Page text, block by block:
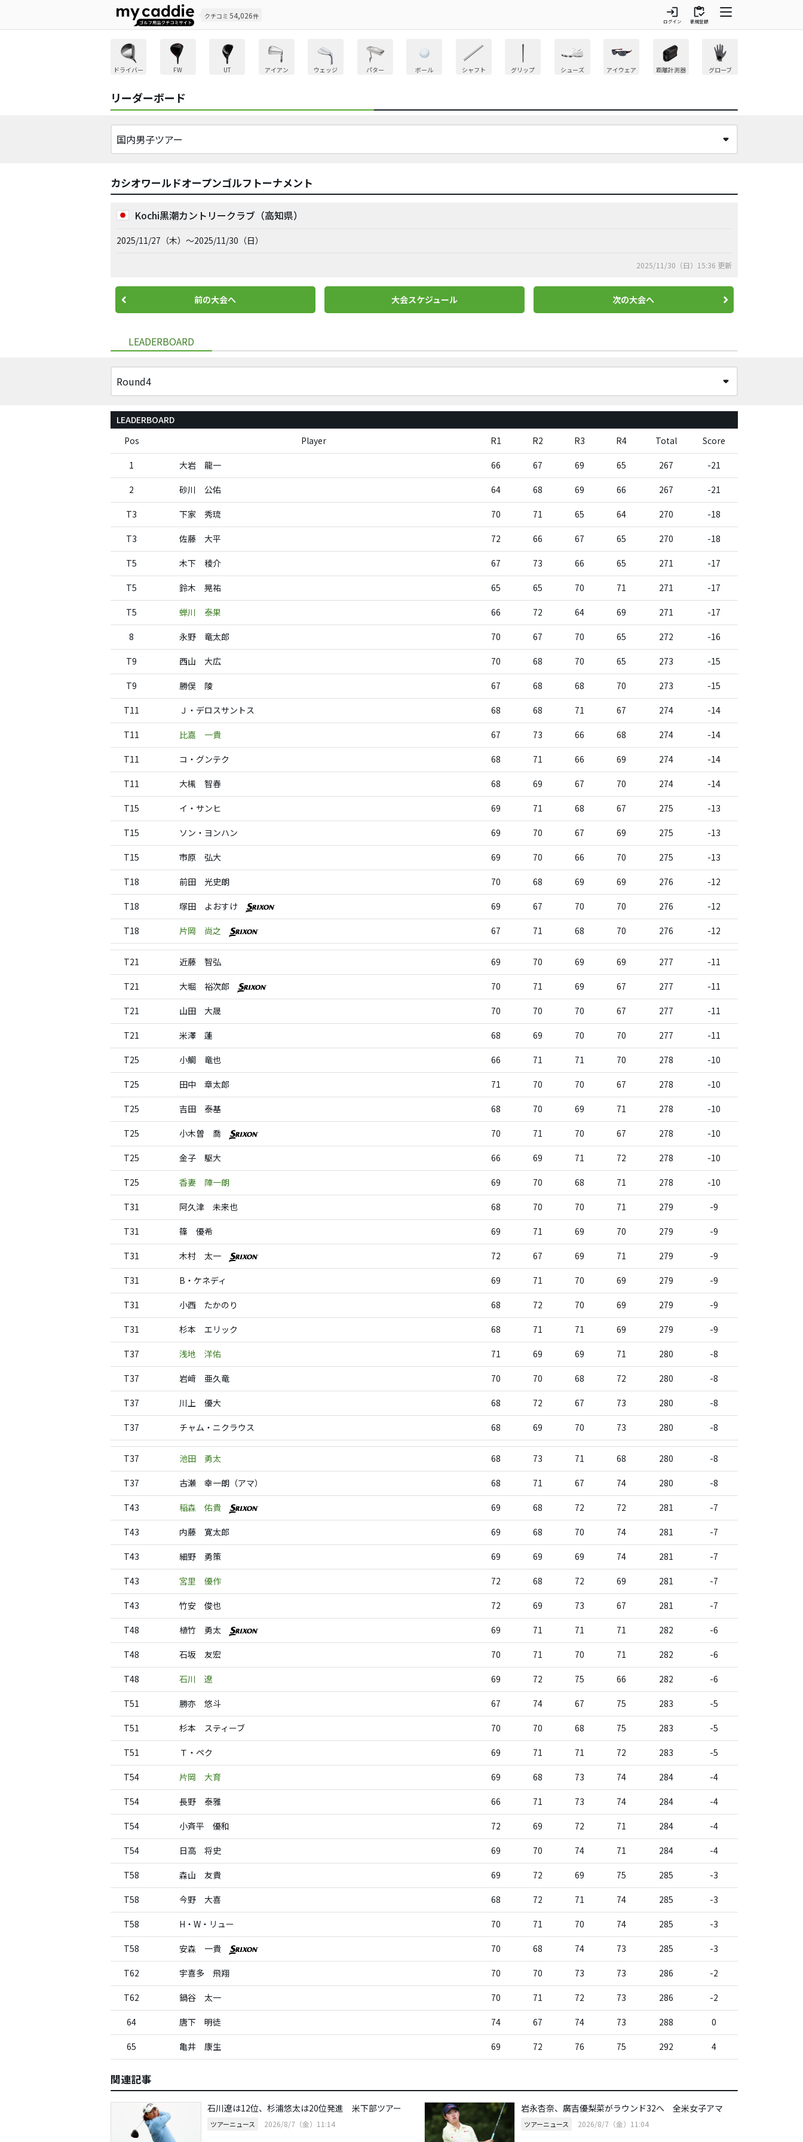
クチコミ 54,026件 login
ログイン
inventory
新規登録
ドライバー FW UT アイアン ウェッジ パター ボール シャフト グリップ シューズ アイウェア 距離計測器 グローブ
リーダーボード
カシオワールドオープンゴルフトーナメント
Kochi黒潮カントリークラブ（高知県）
2025/11/27（木）～2025/11/30（日）
2025/11/30（日）15:36 更新
前の大会へ 大会スケジュール 次の大会へ
LEADERBOARD
LEADERBOARD
Pos
Player R1 R2 R3 R4 Total Score
1 大岩 龍一 66 67 69 65 267 -21
2 砂川 公佑 64 68 69 66 267 -21
T3 下家 秀琉 70 71 65 64 270 -18
T3 佐藤 大平 72 66 67 65 270 -18
T5 木下 稜介 67 73 66 65 271 -17
T5 鈴木 晃祐 65 65 70 71 271 -17
T5 蝉川 泰果 66 72 64 69 271 -17
8 永野 竜太郎 70 67 70 65 272 -16
T9 西山 大広 70 68 70 65 273 -15
T9 勝俣 陵 67 68 68 70 273 -15
T11 Ｊ・デロスサントス 68 68 71 67 274 -14
T11 比嘉 一貴 67 73 66 68 274 -14
T11 コ・グンテク 68 71 66 69 274 -14
T11 大槻 智春 68 69 67 70 274 -14
T15 イ・サンヒ 69 71 68 67 275 -13
T15 ソン・ヨンハン 69 70 67 69 275 -13
T15 市原 弘大 69 70 66 70 275 -13
T18 前田 光史朗 70 68 69 69 276 -12
T18 塚田 よおすけ 69 67 70 70 276 -12
T18 片岡 尚之 67 71 68 70 276 -12
T21 近藤 智弘 69 70 69 69 277 -11
T21 大堀 裕次郎 70 71 69 67 277 -11
T21 山田 大晟 70 70 70 67 277 -11
T21 米澤 蓮 68 69 70 70 277 -11
T25 小鯛 竜也 66 71 71 70 278 -10
T25 田中 章太郎 71 70 70 67 278 -10
T25 吉田 泰基 68 70 69 71 278 -10
T25 小木曽 喬 70 71 70 67 278 -10
T25 金子 駆大 66 69 71 72 278 -10
T25 香妻 陣一朗 69 70 68 71 278 -10
T31 阿久津 未来也 68 70 70 71 279 -9
T31 篠 優希 69 71 69 70 279 -9
T31 木村 太一 72 67 69 71 279 -9
T31 B・ケネディ 69 71 70 69 279 -9
T31 小西 たかのり 68 72 70 69 279 -9
T31 杉本 エリック 68 71 71 69 279 -9
T37 浅地 洋佑 71 69 69 71 280 -8
T37 岩﨑 亜久竜 70 70 68 72 280 -8
T37 川上 優大 68 72 67 73 280 -8
T37 チャム・ニクラウス 68 69 70 73 280 -8
T37 池田 勇太 68 73 71 68 280 -8
T37 古瀬 幸一朗（アマ） 68 71 67 74 280 -8
T43 稲森 佑貴 69 68 72 72 281 -7
T43 内藤 寛太郎 69 68 70 74 281 -7
T43 細野 勇策 69 69 69 74 281 -7
T43 宮里 優作 72 68 72 69 281 -7
T43 竹安 俊也 72 69 73 67 281 -7
T48 植竹 勇太 69 71 71 71 282 -6
T48 石坂 友宏 70 71 70 71 282 -6
T48 石川 遼 69 72 75 66 282 -6
T51 勝亦 悠斗 67 74 67 75 283 -5
T51 杉本 スティーブ 70 70 68 75 283 -5
T51 Ｔ・ペク 69 71 71 72 283 -5
T54 片岡 大育 69 68 73 74 284 -4
T54 長野 泰雅 66 71 73 74 284 -4
T54 小斉平 優和 72 69 72 71 284 -4
T54 日高 将史 69 70 74 71 284 -4
T58 森山 友貴 69 72 69 75 285 -3
T58 今野 大喜 68 72 71 74 285 -3
T58 H・W・リュー 70 71 70 74 285 -3
T58 安森 一貴 70 68 74 73 285 -3
T62 宇喜多 飛翔 70 70 73 73 286 -2
T62 鍋谷 太一 70 71 72 73 286 -2
64 唐下 明徒 74 67 74 73 288 0
65 亀井 康生 69 72 76 75 292 4
関連記事
石川遼は12位、杉浦悠太は20位発進 米下部ツアー
ツアーニュース 2026/8/7（金）11:14
岩永杏奈、廣吉優梨菜がラウンド32へ 全米女子アマ
ツアーニュース 2026/8/7（金）11:04